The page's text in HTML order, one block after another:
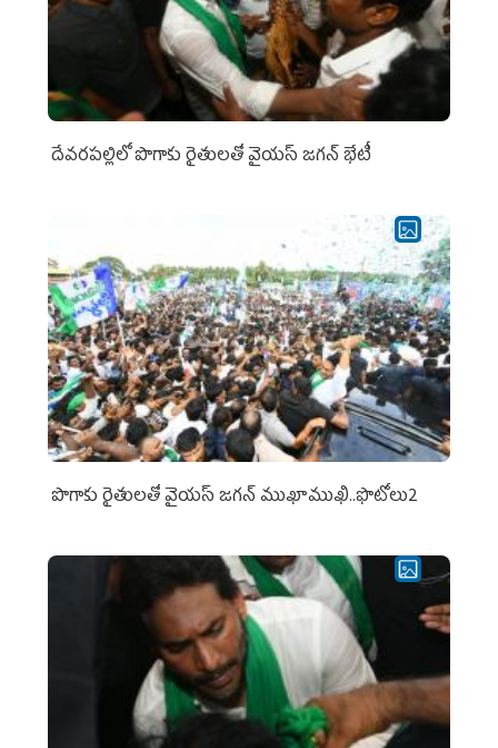
దేవరపల్లిలో పొగాకు రైతులతో వైయస్ జగన్ భేటీ
పొగాకు రైతుల‌తో వైయ‌స్ జ‌గ‌న్ ముఖాముఖి..ఫొటోలు2